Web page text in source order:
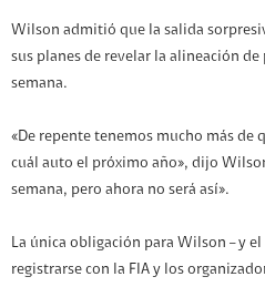
Wilson admitió que la salida
sus planes de revelar la alineación
semana.
«De repente tenemos mucho más de
cuál auto el próximo año», dijo
semana, pero ahora no será así».
La única obligación para Wilson – y
registrarse con la FIA y los